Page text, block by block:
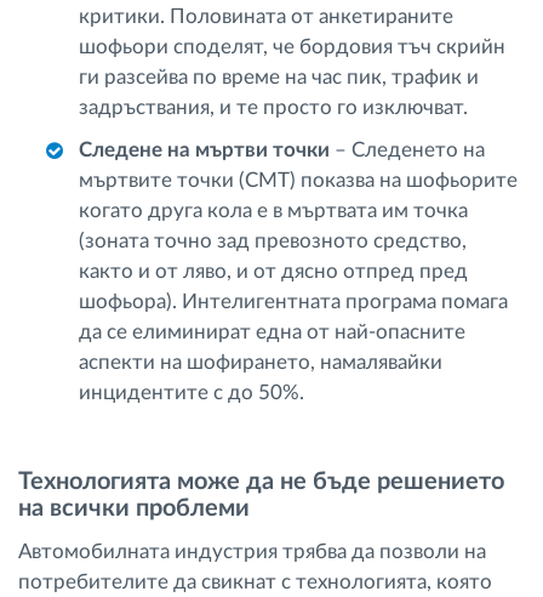
критики. Половината от анкетираните
шофьори споделят, че бордовия тъч скрийн
ги разсейва по време на час пик, трафик и
задръствания, и те просто го изключват.
Следене на мъртви точки – Следенето на
мъртвите точки (СМТ) показва на шофьорите
когато друга кола е в мъртвата им точка
(зоната точно зад превозното средство,
както и от ляво, и от дясно отпред пред
шофьора). Интелигентната програма помага
да се елиминират една от най-опасните
аспекти на шофирането, намалявайки
инцидентите с до 50%.
Технологията може да не бъде решението
на всички проблеми
Автомобилната индустрия трябва да позволи на
потребителите да свикнат с технологията, която